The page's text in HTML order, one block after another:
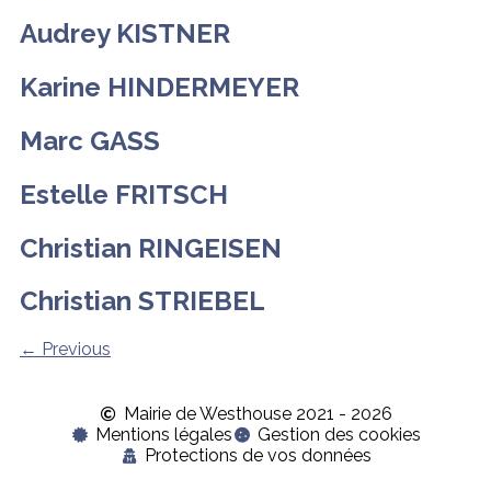
Audrey KISTNER
Karine HINDERMEYER
Marc GASS
Estelle FRITSCH
Christian RINGEISEN
Christian STRIEBEL
← Previous
Mairie de Westhouse 2021 - 2026
Mentions légales
Gestion des cookies
Protections de vos données